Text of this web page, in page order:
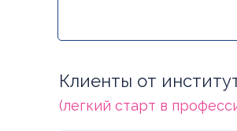
Клиенты от
(легкий старт в